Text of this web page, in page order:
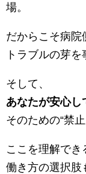
場。
だからこそ病院
トラブルの芽を
そして、
あなたが安心し
そのための“禁
ここを理解でき
働き方の選択肢